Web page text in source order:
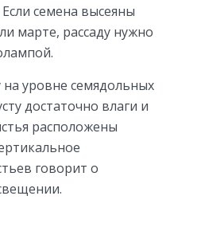
семена высеяны
марте, рассаду нужно
уровне семядольных
достаточно влаги и
расположены
говорит о